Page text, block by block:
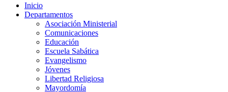
Inicio
Departamentos
Asociación Ministerial
Comunicaciones
Educación
Escuela Sabática
Evangelismo
Jóvenes
Libertad Religiosa
Mayordomía